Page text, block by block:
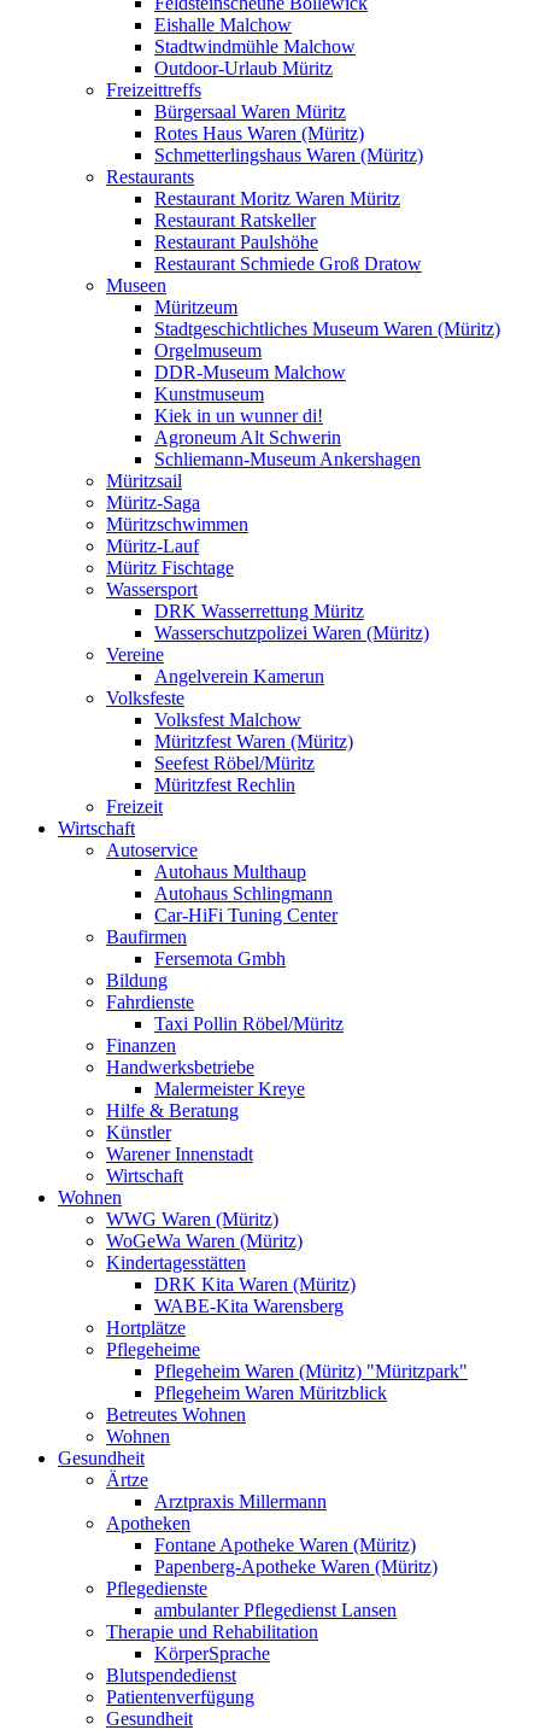
Eishalle Malchow
Stadtwindmühle Malchow
Outdoor-Urlaub Müritz
Freizeittreffs
Bürgersaal Waren Müritz
Rotes Haus Waren (Müritz)
Schmetterlingshaus Waren (Müritz)
Restaurants
Restaurant Moritz Waren Müritz
Restaurant Ratskeller
Restaurant Paulshöhe
Restaurant Schmiede Groß Dratow
Museen
Müritzeum
Stadtgeschichtliches Museum Waren (Müritz)
Orgelmuseum
DDR-Museum Malchow
Kunstmuseum
Kiek in un wunner di!
Agroneum Alt Schwerin
Schliemann-Museum Ankershagen
Müritzsail
Müritz-Saga
Müritzschwimmen
Müritz-Lauf
Müritz Fischtage
Wassersport
DRK Wasserrettung Müritz
Wasserschutzpolizei Waren (Müritz)
Vereine
Angelverein Kamerun
Volksfeste
Volksfest Malchow
Müritzfest Waren (Müritz)
Seefest Röbel/Müritz
Müritzfest Rechlin
Freizeit
Wirtschaft
Autoservice
Autohaus Multhaup
Autohaus Schlingmann
Car-HiFi Tuning Center
Baufirmen
Fersemota Gmbh
Bildung
Fahrdienste
Taxi Pollin Röbel/Müritz
Finanzen
Handwerksbetriebe
Malermeister Kreye
Hilfe & Beratung
Künstler
Warener Innenstadt
Wirtschaft
Wohnen
WWG Waren (Müritz)
WoGeWa Waren (Müritz)
Kindertagesstätten
DRK Kita Waren (Müritz)
WABE-Kita Warensberg
Hortplätze
Pflegeheime
Pflegeheim Waren (Müritz) "Müritzpark"
Pflegeheim Waren Müritzblick
Betreutes Wohnen
Wohnen
Gesundheit
Ärtze
Arztpraxis Millermann
Apotheken
Fontane Apotheke Waren (Müritz)
Papenberg-Apotheke Waren (Müritz)
Pflegedienste
ambulanter Pflegedienst Lansen
Therapie und Rehabilitation
KörperSprache
Blutspendedienst
Patientenverfügung
Gesundheit